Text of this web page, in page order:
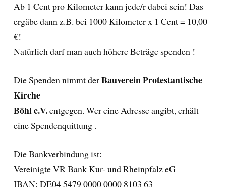
Ab 1 Cent pro Kilometer kann jede/r dabei sein! Das
ergäbe dann z.B. bei 1000 Kilometer x 1 Cent = 10,00
€!
Natürlich darf man auch höhere Beträge spenden !
Die Spenden nimmt derBauverein Protestantische
Kirche
Böhl e.V.entgegen. Wer eine Adresse angibt, erhält
eine Spendenquittung .
Die Bankverbindung ist:
Vereinigte VR Bank Kur- und Rheinpfalz eG
IBAN: DE04 5479 0000 0000 8103 63